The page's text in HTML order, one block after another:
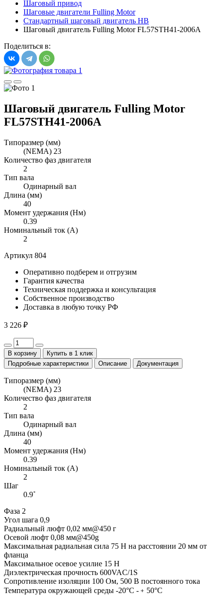
Шаговый привод
Шаговые двигатели Fulling Motor
Стандартный шаговый двигатель HB
Шаговый двигатель Fulling Motor FL57STH41-2006A
Поделиться в:
Шаговый двигатель Fulling Motor
FL57STH41-2006A
Типоразмер (мм)
(NEMA) 23
Количество фаз двигателя
2
Тип вала
Одинарный вал
Длина (мм)
40
Момент удержания (Нм)
0.39
Номинальный ток (А)
2
Артикул 804
Оперативно подберем и отгрузим
Гарантия качества
Техническая поддержка и консультация
Собственное производство
Доставка в любую точку РФ
3 226 ₽
В корзину
Купить в 1 клик
Подробные характеристики
Описание Документация
Типоразмер (мм)
(NEMA) 23
Количество фаз двигателя
2
Тип вала
Одинарный вал
Длина (мм)
40
Момент удержания (Нм)
0.39
Номинальный ток (А)
2
Шаг
0.9˚
Фаза 2
Угол шага 0,9
Радиальный люфт 0,02 мм@450 г
Осевой люфт 0,08 мм@450g
Максимальная радиальная сила 75 Н на расстоянии 20 мм от
фланца
Максимальное осевое усилие 15 Н
Диэлектрическая прочность 600VAC/1S
Сопротивление изоляции 100 Ом, 500 В постоянного тока
Температура окружающей среды -20°C -﹢50°C